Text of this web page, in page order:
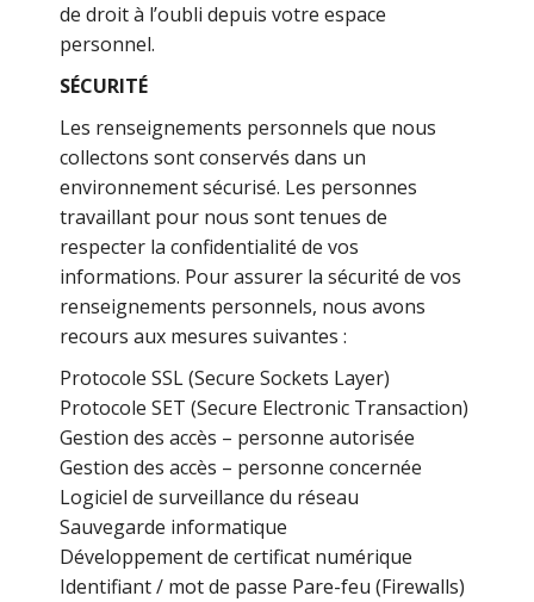
de droit à l’oubli depuis votre espace
personnel.
SÉCURITÉ
Les renseignements personnels que nous
collectons sont conservés dans un
environnement sécurisé. Les personnes
travaillant pour nous sont tenues de
respecter la confidentialité de vos
informations. Pour assurer la sécurité de vos
renseignements personnels, nous avons
recours aux mesures suivantes :
Protocole SSL (Secure Sockets Layer)
Protocole SET (Secure Electronic Transaction)
Gestion des accès – personne autorisée
Gestion des accès – personne concernée
Logiciel de surveillance du réseau
Sauvegarde informatique
Développement de certificat numérique
Identifiant / mot de passe Pare-feu (Firewalls)